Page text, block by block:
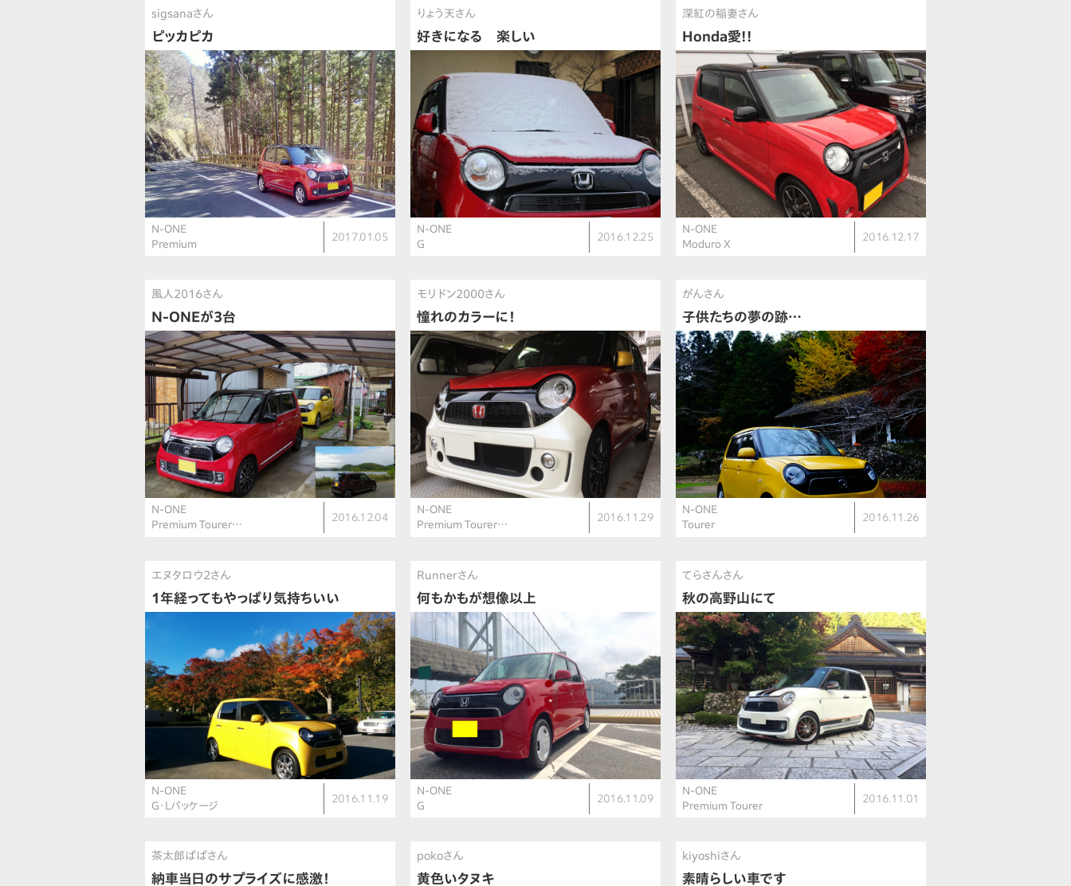
sigsanaさん
ピッカピカ
N-ONE
Premium
2017.01.05
りょう天さん
好きになる 楽しい
N-ONE
G
2016.12.25
深紅の稲妻さん
Honda愛!!
N-ONE
Moduro X
2016.12.17
風人2016さん
N-ONEが3台
N-ONE
Premium Tourer…
2016.12.04
モリドン2000さん
憧れのカラーに！
N-ONE
Premium Tourer…
2016.11.29
がんさん
子供たちの夢の跡…
N-ONE
Tourer
2016.11.26
エヌタロウ2さん
1年経ってもやっぱり気持ちいい
N-ONE
G・Lパッケージ
2016.11.19
Runnerさん
何もかもが想像以上
N-ONE
G
2016.11.09
てらさんさん
秋の高野山にて
N-ONE
Premium Tourer
2016.11.01
茶太郎ぱぱさん
納車当日のサプライズに感激！
pokoさん
黄色いタヌキ
kiyoshiさん
素晴らしい車です